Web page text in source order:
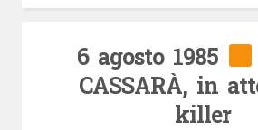
6 agosto 1985
CASSARÀ, in
killer